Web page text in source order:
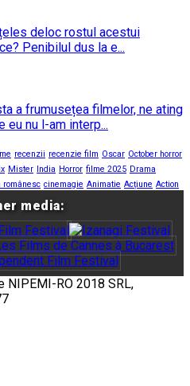
deloc rostul acestui
Penibilul dus la e...
a frumusețea filmelor, ne ating
eu nu l-am interp...
recenzii recenzie film Oscar October horror
Mister India Horror filme 2025 Drama
românesc cinemagie Animatie Acțiune Action
media:
NIPEMI-RO 2018 SRL,